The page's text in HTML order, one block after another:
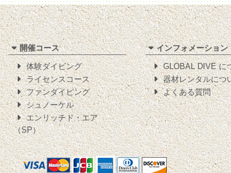
開催コース
体験ダイビング
ライセンスコース
ファンダイビング
シュノーケル
エンリッチド・エア
（SP）
インフォメーション
GLOBAL DIVE に
器材レンタルにつ
よくある質問